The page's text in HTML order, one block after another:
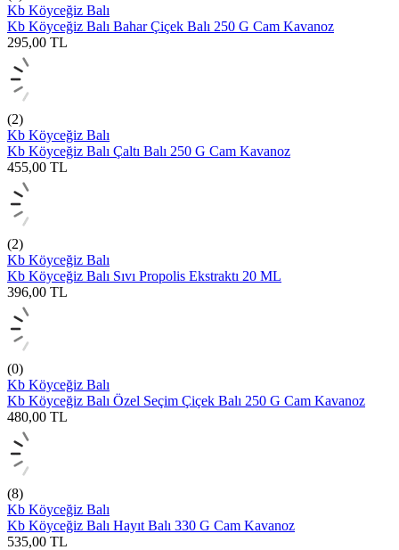
Kb Köyceğiz Balı
Kb Köyceğiz Balı Bahar Çiçek Balı 250 G Cam Kavanoz
295,00 TL
(2)
Kb Köyceğiz Balı
Kb Köyceğiz Balı Çaltı Balı 250 G Cam Kavanoz
455,00 TL
(2)
Kb Köyceğiz Balı
Kb Köyceğiz Balı Sıvı Propolis Ekstraktı 20 ML
396,00 TL
(0)
Kb Köyceğiz Balı
Kb Köyceğiz Balı Özel Seçim Çiçek Balı 250 G Cam Kavanoz
480,00 TL
(8)
Kb Köyceğiz Balı
Kb Köyceğiz Balı Hayıt Balı 330 G Cam Kavanoz
535,00 TL